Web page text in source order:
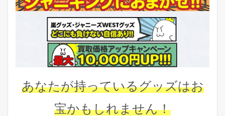
あなたが持っているグッズはお
宝かもしれません！